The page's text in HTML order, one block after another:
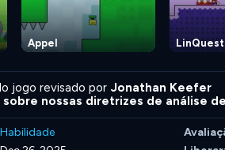
Appel LinQuest
jogo revisado por Jonathan Keefer
sobre nossas diretrizes de análise
Habilidade